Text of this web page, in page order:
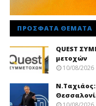
ΠΡΌΣΦΑΤΑ ΘΈΜΑΤΑ
QUEST
μετοχών
10/08/2026